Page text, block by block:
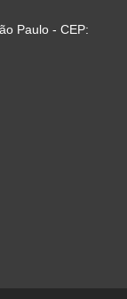
Paulo - CEP: